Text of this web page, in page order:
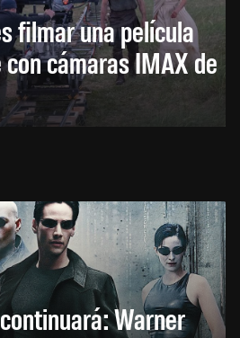
filmar una película
cámaras IMAX de
Warner